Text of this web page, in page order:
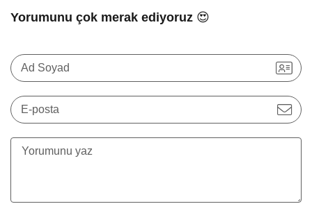
Yorumunu çok merak ediyoruz 😍
Ad Soyad
E-posta